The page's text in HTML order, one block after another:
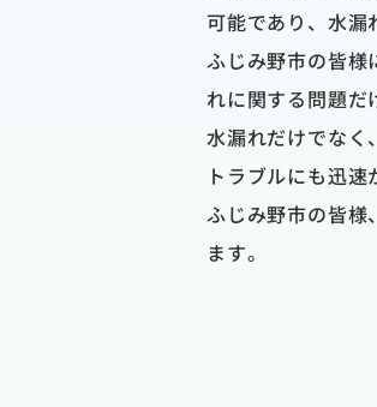
可能であり、水漏
ふじみ野市の皆様
れに関する問題だ
水漏れだけでなく
トラブルにも迅
ふじみ野市の皆様
ます。